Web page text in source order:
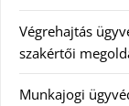
Végrehajtás
szakértői
Munkajogi